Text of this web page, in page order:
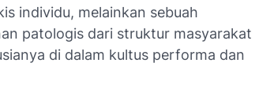
individu, melainkan sebuah
patologis dari struktur masyarakat
di dalam kultus performa dan